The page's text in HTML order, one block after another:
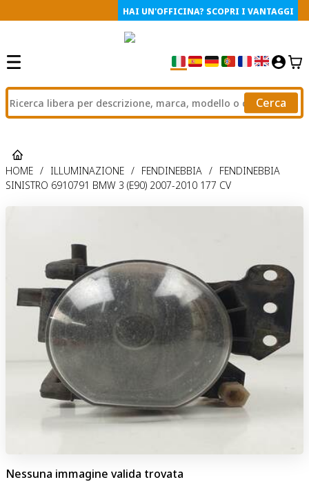
HAI UN'OFFICINA? SCOPRI I VANTAGGI
Cerca
HOME / ILLUMINAZIONE / FENDINEBBIA / FENDINEBBIA
SINISTRO 6910791 BMW 3 (E90) 2007-2010 177 CV
Nessuna immagine valida trovata